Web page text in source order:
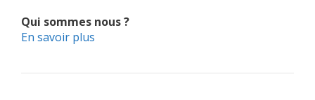
Qui sommes nous ?
En savoir plus